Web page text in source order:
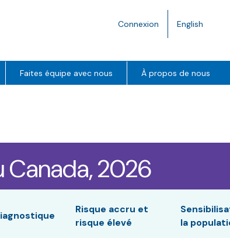
Connexion English
Faites équipe avec nous À propos de nous
2026
Risque accru et
risque élevé
la